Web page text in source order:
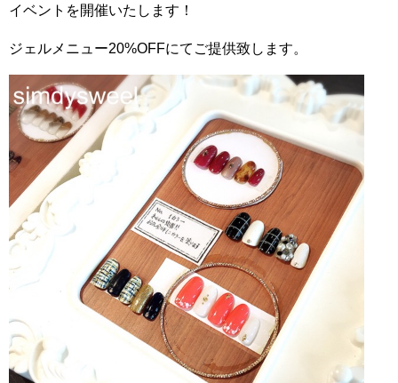
イベントを開催いたします！
ジェルメニュー20%OFFにてご提供致します。